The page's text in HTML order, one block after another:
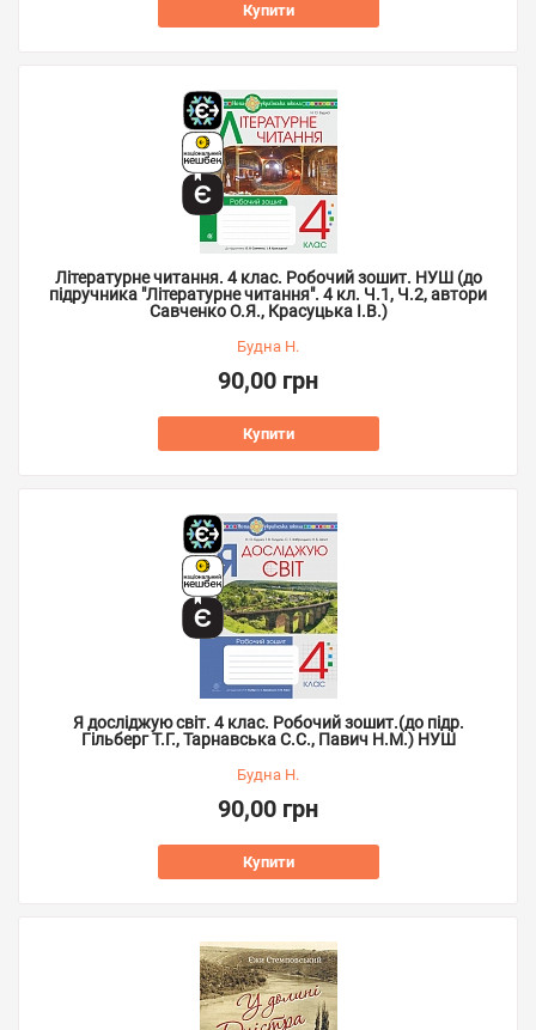
Купити
Літературне читання. 4 клас. Робочий зошит. НУШ (до
підручника "Літературне читання". 4 кл. Ч.1, Ч.2, автори
Савченко О.Я., Красуцька І.В.)
Будна Н.
90,00 грн
Купити
Я досліджую світ. 4 клас. Робочий зошит.(до підр.
Гільберг Т.Г., Тарнавська С.С., Павич Н.М.) НУШ
Будна Н.
90,00 грн
Купити